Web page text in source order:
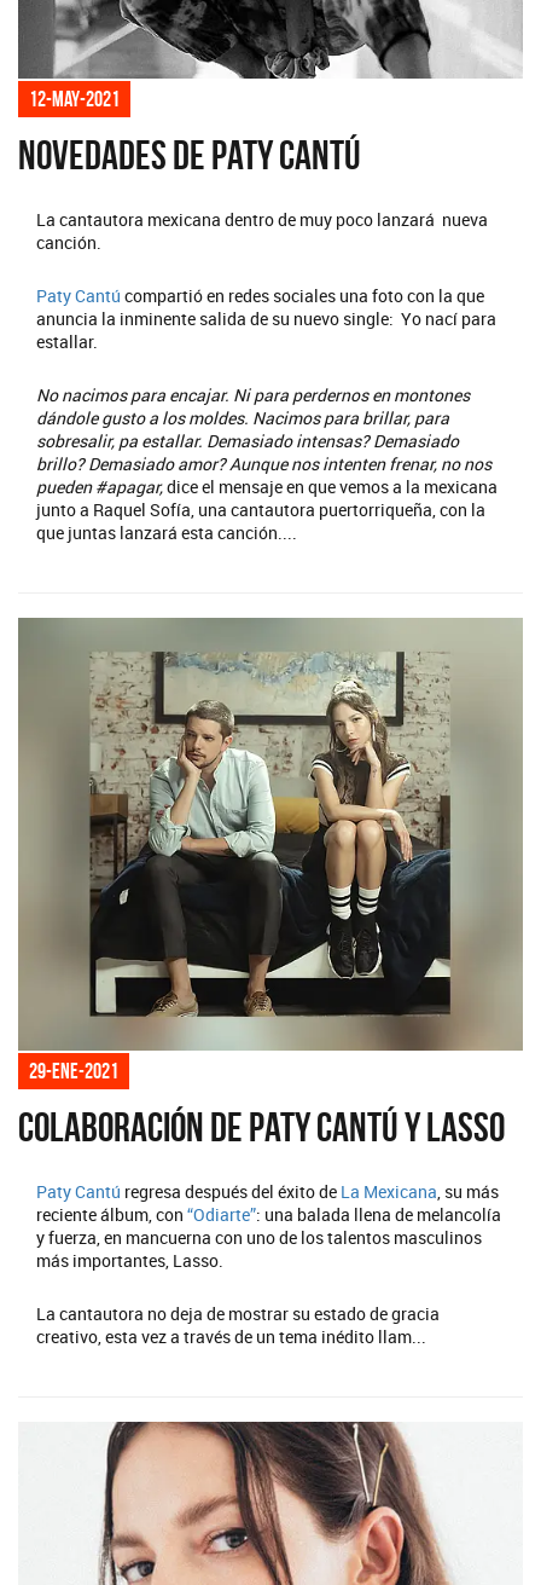
12-may-2021
Novedades de Paty Cantú
La cantautora mexicana dentro de muy poco lanzará nueva
canción.
Paty Cantú compartió en redes sociales una foto con la que
anuncia la inminente salida de su nuevo single: Yo nací para
estallar.
No nacimos para encajar. Ni para perdernos en montones
dándole gusto a los moldes. Nacimos para brillar, para
sobresalir, pa estallar. Demasiado intensas? Demasiado
brillo? Demasiado amor? Aunque nos intenten frenar, no nos
pueden #apagar,dice el mensaje en que vemos a la mexicana
junto a Raquel Sofía, una cantautora puertorriqueña, con la
que juntas lanzará esta canción....
29-ene-2021
Colaboración de Paty Cantú y Lasso
Paty Cantú regresa después del éxito de La Mexicana, su más
reciente álbum, con “Odiarte”: una balada llena de melancolía
y fuerza, en mancuerna con uno de los talentos masculinos
más importantes, Lasso.
La cantautora no deja de mostrar su estado de gracia
creativo, esta vez a través de un tema inédito llam...